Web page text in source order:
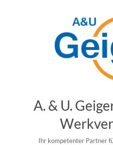
A. & U.
Ihr kompetenter Partner